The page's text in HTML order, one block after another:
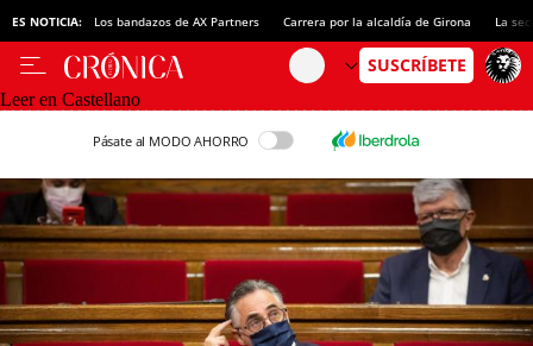
ES NOTICIA: Los bandazos de AX Partners Carrera por la alcaldía de Girona La
Leer en Castellano
Pásate al MODO AHORRO